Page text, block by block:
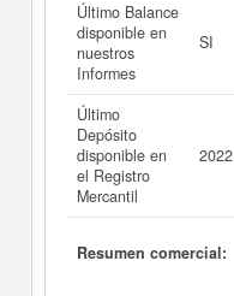
Último Balance
disponible en
nuestros
Informes
SI
Último
Depósito
disponible en
el Registro
Mercantil
2022
Resumen comercial: